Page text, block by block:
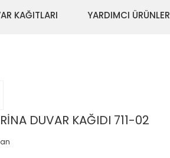
KAĞITLARI YARDIMCI ÜRÜNLER
DUVAR KAĞIDI 711-02